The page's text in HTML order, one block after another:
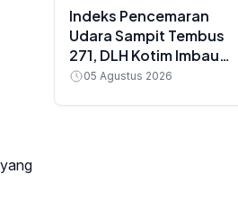
Indeks Pencemaran
Udara Sampit Tembus
271, DLH Kotim Imbau
Warga Pakai Masker saat
05 Agustus 2026